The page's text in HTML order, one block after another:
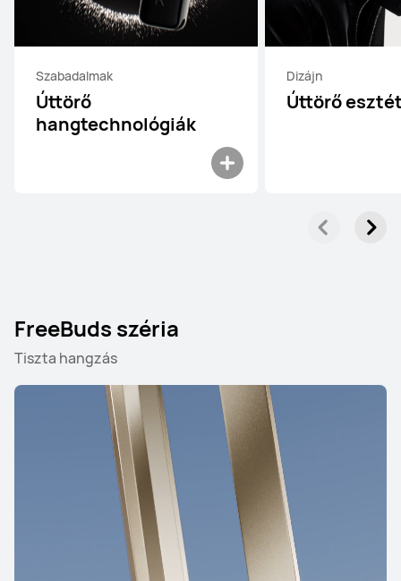
Szabadalmak
Úttörő
hangtechnológiák
Dizájn
Úttörő
FreeBuds széria
Tiszta hangzás